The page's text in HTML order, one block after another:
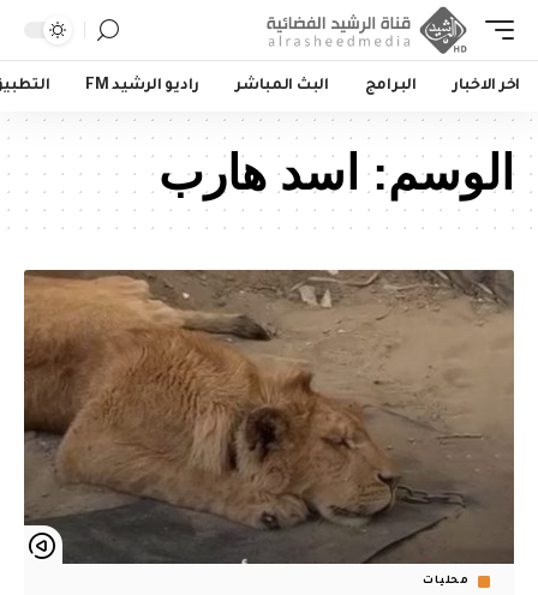
اخر الاخبار البرامج البث المباشر راديو الرشيد FM
الوسم: اسد هارب
محليات